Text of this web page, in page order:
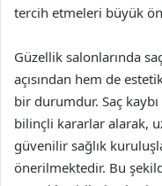
tercih etmeleri büyük
Güzellik salonlarında
açısından hem de
bir durumdur. Saç
bilinçli kararlar alarak,
güvenilir sağlık
önerilmektedir. Bu